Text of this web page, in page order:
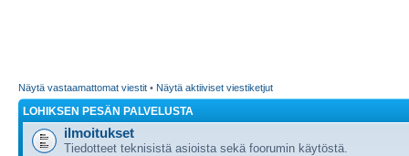
Näytä vastaamattomat viestit • Näytä aktiiviset viestiketjut
LOHIKSEN PESÄN PALVELUSTA
ilmoitukset
Tiedotteet teknisistä asioista sekä foorumin käytöstä.